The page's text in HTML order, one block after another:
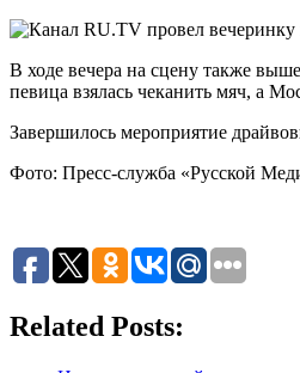
В ходе вечера на сцену также
певица взялась чеканить мяч, а
Завершилось мероприятие
Фото: Пресс-служба «Русской
Related Posts: